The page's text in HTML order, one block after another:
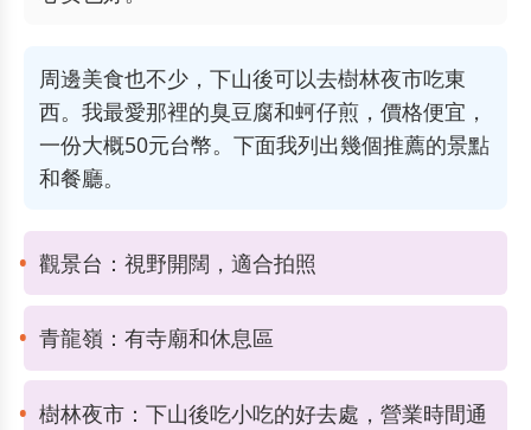
周邊美食也不少，下山後可以去樹林夜市吃東
西。我最愛那裡的臭豆腐和蚵仔煎，價格便宜，
一份大概50元台幣。下面我列出幾個推薦的景點
和餐廳。
觀景台：視野開闊，適合拍照
青龍嶺：有寺廟和休息區
樹林夜市：下山後吃小吃的好去處，營業時間通